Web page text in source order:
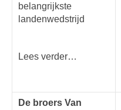
belangrijkste
landenwedstrijd
Lees verder…
De broers Van